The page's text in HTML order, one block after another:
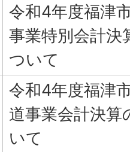
令和4年度福津
事業特別会計決
ついて
令和4年度福津
道事業会計決算
いて